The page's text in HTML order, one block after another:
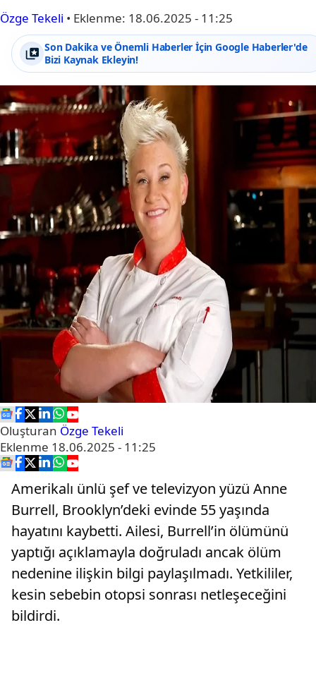
Özge Tekeli • Eklenme: 18.06.2025 - 11:25
Son Dakika ve Önemli Haberler İçin Google Haberler'de
Bizi Kaynak Ekleyin!
Oluşturan Özge Tekeli
Eklenme 18.06.2025 - 11:25
Amerikalı ünlü şef ve televizyon yüzü Anne
Burrell, Brooklyn’deki evinde 55 yaşında
hayatını kaybetti. Ailesi, Burrell’in ölümünü
yaptığı açıklamayla doğruladı ancak ölüm
nedenine ilişkin bilgi paylaşılmadı. Yetkililer,
kesin sebebin otopsi sonrası netleşeceğini
bildirdi.